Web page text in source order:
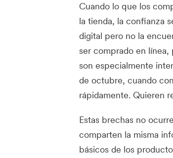
Cuando lo que los
la tienda, la confianza
digital pero no la
ser comprado en línea,
son especialmente
de octubre, cuando
rápidamente. Quieren
Estas brechas no
comparten la misma
básicos de los